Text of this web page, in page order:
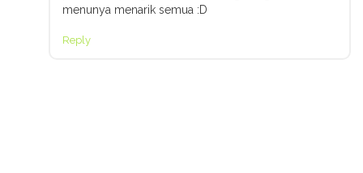
menunya menarik semua :D
Reply